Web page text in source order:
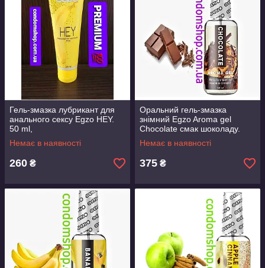
Гель-змазка лубрикант для
анального сексу Egzo HEY.
50 ml,
Великобританія.Преміум'якіс
ть!
Немає в наявності
260 ₴
Оральний гель-змазка
знімний Egzo Aroma gel
Chocolate смак шоколаду.
Великобританія. 50
мл.ПРЕМИУМ БРЕНД!
Немає в наявності
375 ₴